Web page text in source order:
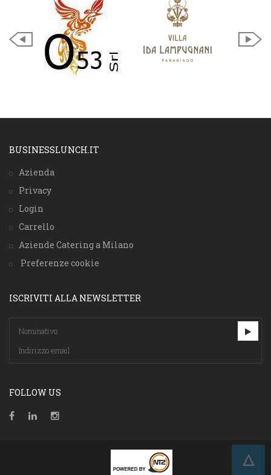
BUSINESSLUNCH.IT
Azienda
Privacy
Login
Carrello
Aziende Catering a Milano
Preferenze cookie
ISCRIVITI ALLA NEWSLETTER
FOLLOW US